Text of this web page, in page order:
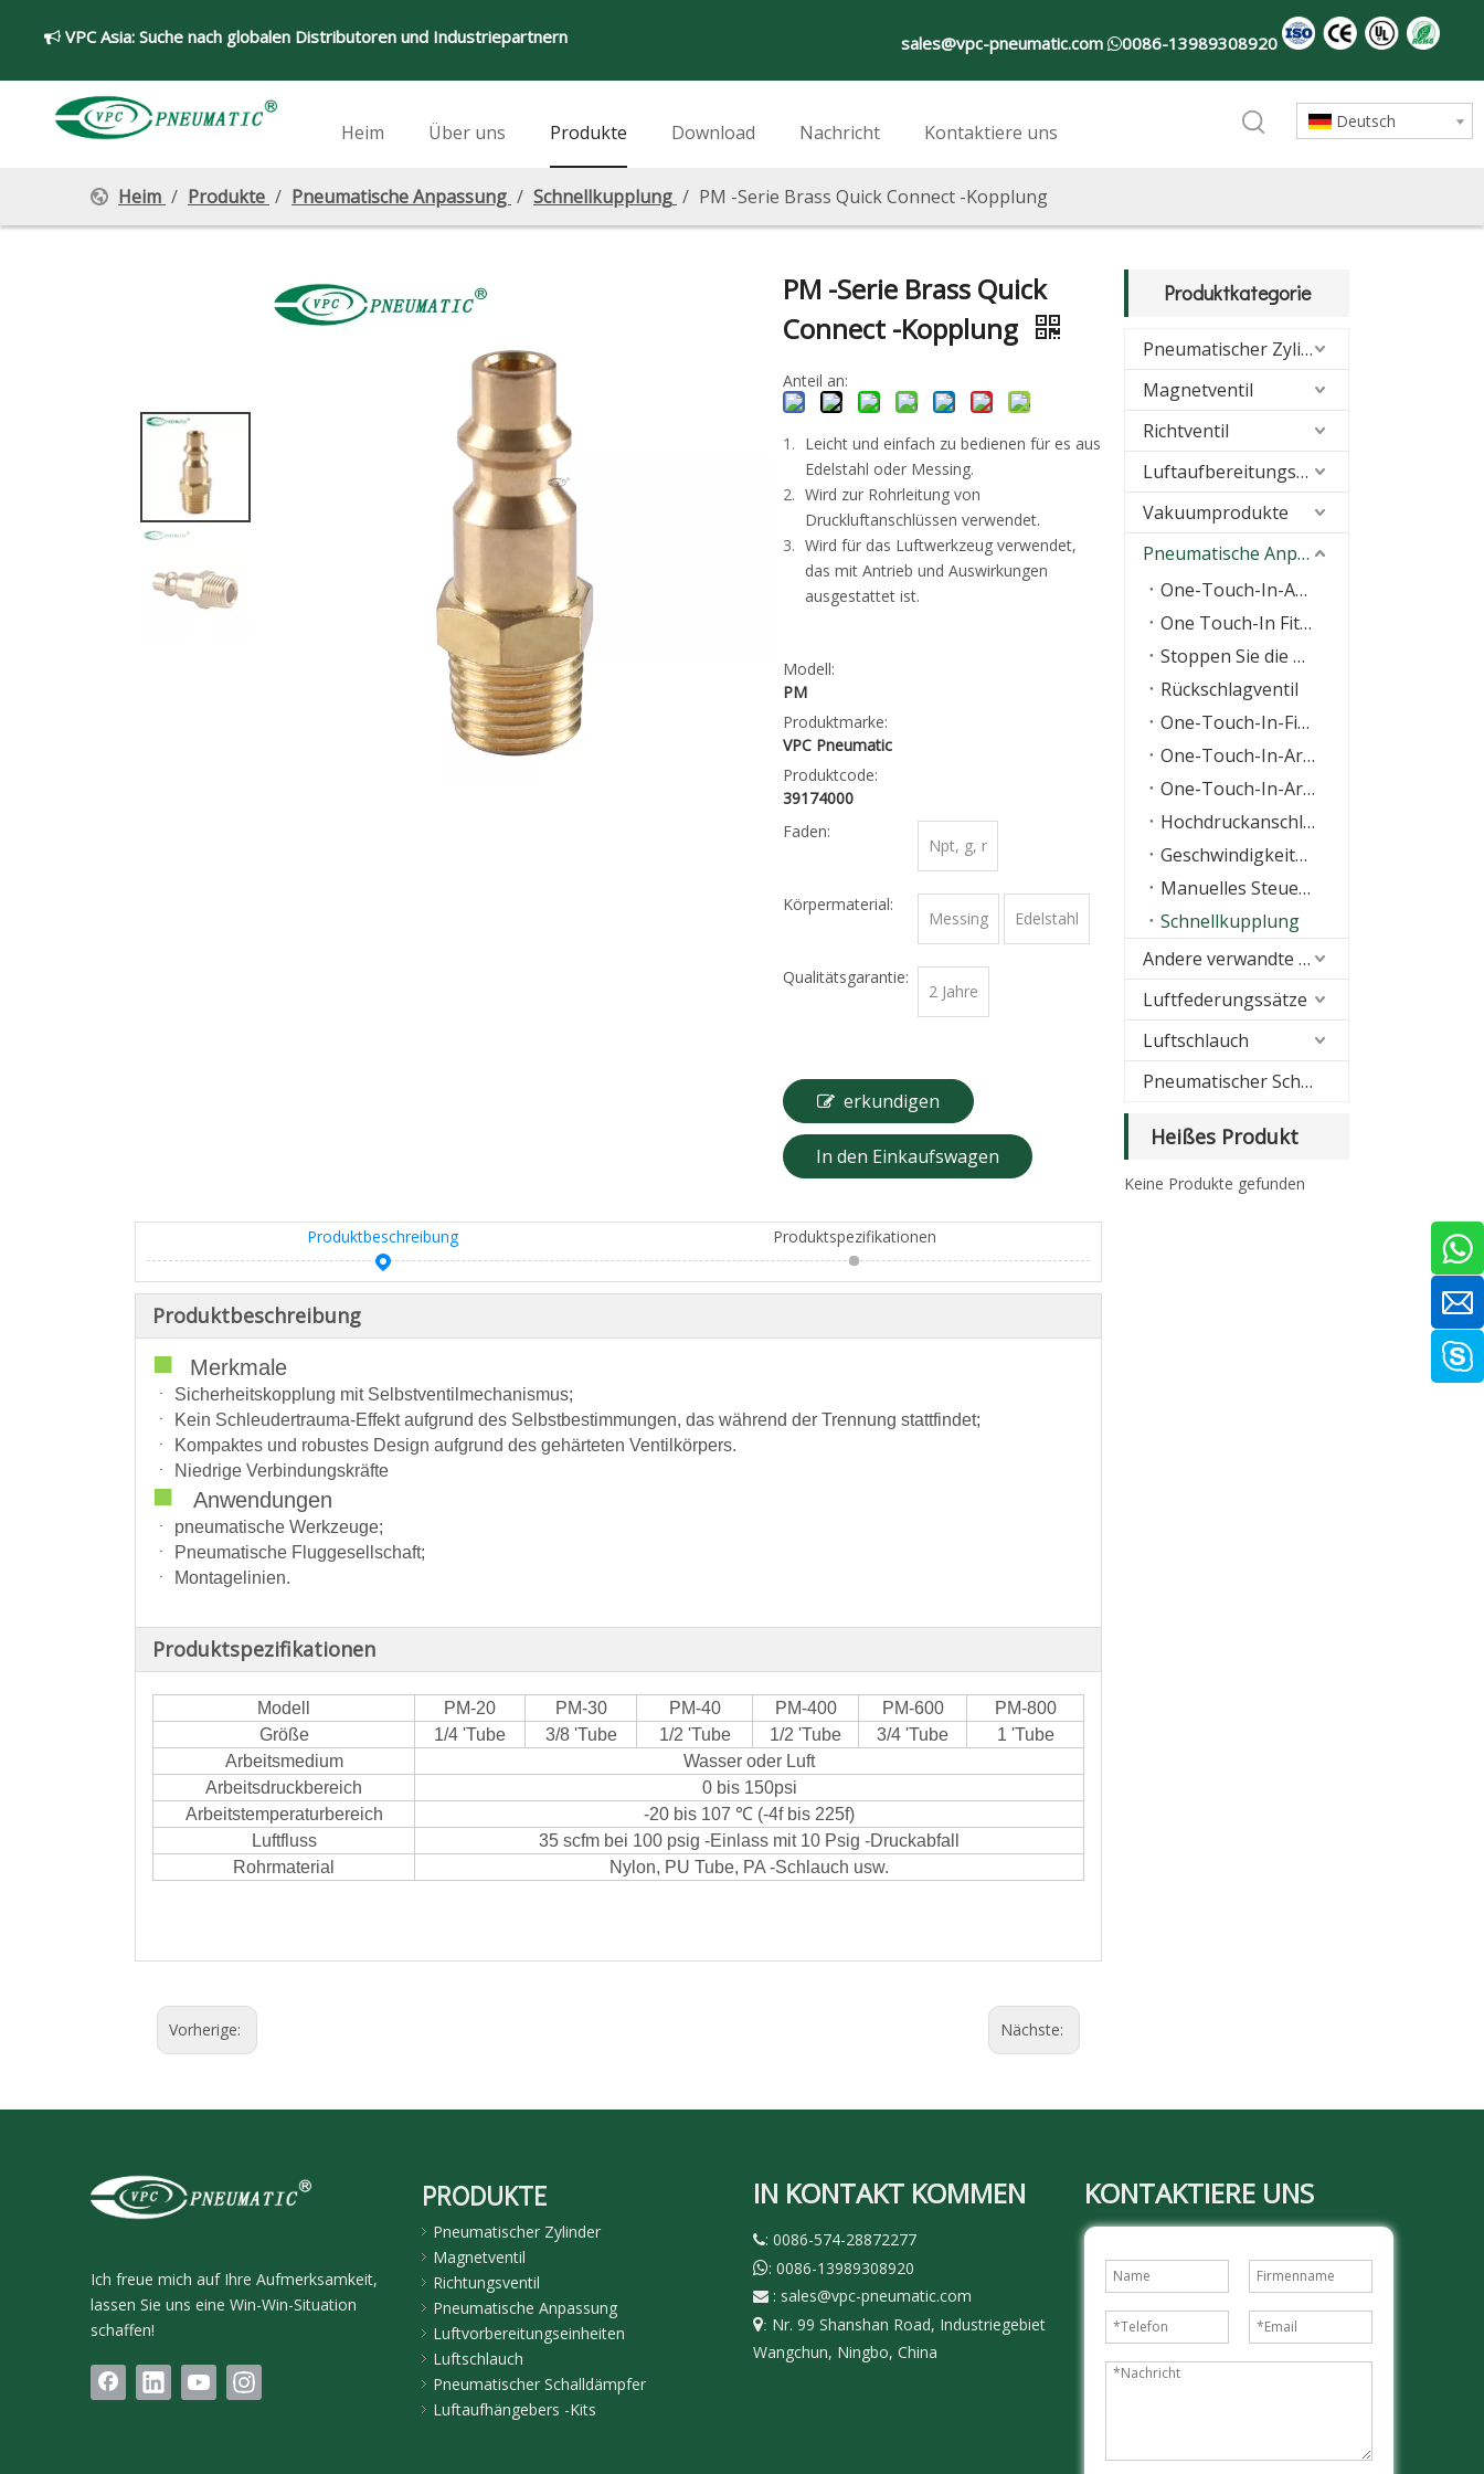
 VPC Asia: Suche nach globalen Distributoren und Industriepartnern sales@vpc-pneumatic.com 0086-13989308920
Heim Über uns Produkte Download Nachricht Kontaktiere uns Deutsch
Heim / Produkte / Pneumatische Anpassung / Schnellkupplung / PM -Serie Brass Quick Connect -Kopplung
PM -Serie Brass Quick
Connect -Kopplung
Anteil an:
Leicht und einfach zu bedienen für es aus
Edelstahl oder Messing.
Wird zur Rohrleitung von
Druckluftanschlüssen verwendet.
Wird für das Luftwerkzeug verwendet,
das mit Antrieb und Auswirkungen
ausgestattet ist.
Modell:
PM
Produktmarke:
VPC Pneumatic
Produktcode:
39174000
Faden:
Npt, g, r
Körpermaterial:
Messing Edelstahl
Qualitätsgarantie:
2 Jahre
erkundigen
In den Einkaufswagen
Produktbeschreibung Produktspezifikationen
Produktbeschreibung
■ Merkmale
ㆍ Sicherheitskopplung mit Selbstventilmechanismus;
ㆍ Kein Schleudertrauma-Effekt aufgrund des Selbstbestimmungen, das während der Trennung stattfindet;
ㆍ Kompaktes und robustes Design aufgrund des gehärteten Ventilkörpers.
ㆍ Niedrige Verbindungskräfte
■ Anwendungen
ㆍ pneumatische Werkzeuge;
ㆍ Pneumatische Fluggesellschaft;
ㆍ Montagelinien.
Produktspezifikationen
Modell PM-20 PM-30 PM-40 PM-400 PM-600
PM-800
Größe
1/4 'Tube 3/8 'Tube 1/2 'Tube 1/2 'Tube 3/4 'Tube
1 'Tube
Arbeitsmedium
Wasser oder Luft
Arbeitsdruckbereich
0 bis 150psi
Arbeitstemperaturbereich
-20 bis 107 ℃ (-4f bis 225f)
Luftfluss
35 scfm bei 100 psig -Einlass mit 10 Psig -Druckabfall
Rohrmaterial
Nylon, PU Tube, PA -Schlauch usw.
Vorherige: Nächste:
Produktkategorie
Pneumatischer Zylinder
Magnetventil
Richtventil
Luftaufbereitungseinheiten (FRL)
Vakuumprodukte
Pneumatische Anpassung
One-Touch-In-Anpassung
One Touch-In Fitting mit O-Ring
Stoppen Sie die Anpassung
Rückschlagventil
One-Touch-In-Fitting der KQ-Serie
One-Touch-In-Armatur aus Messing
One-Touch-In-Armatur aus Edelstahl
Hochdruckanschlüsse
Geschwindigkeitsregelventil
Manuelles Steuerventil
Schnellkupplung
Andere verwandte Produkte
Luftfederungssätze
Luftschlauch
Pneumatischer Schalldämpfer
Heißes Produkt
Keine Produkte gefunden
Ich freue mich auf Ihre Aufmerksamkeit,
lassen Sie uns eine Win-Win-Situation
schaffen!
PRODUKTE
Pneumatischer Zylinder
Magnetventil
Richtungsventil
Pneumatische Anpassung
Luftvorbereitungseinheiten
Luftschlauch
Pneumatischer Schalldämpfer
Luftaufhängebers -Kits
IN KONTAKT KOMMEN
: 0086-574-28872277
: 0086-13989308920
: sales@vpc-pneumatic.com
: Nr. 99 Shanshan Road, Industriegebiet
Wangchun, Ningbo, China
KONTAKTIERE UNS